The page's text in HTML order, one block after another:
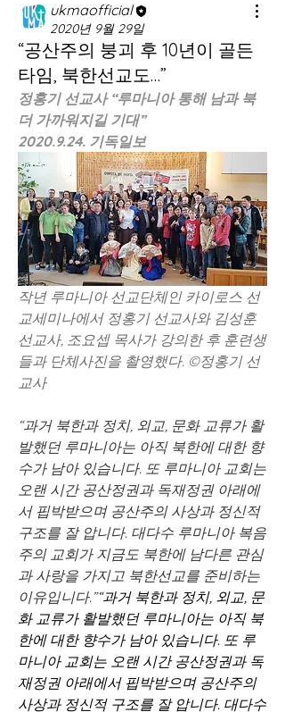
ukmaofficial
2020년 9월 29일
“공산주의 붕괴 후 10년이 골든
타임, 북한선교도…”
정홍기 선교사 “루마니아 통해 남과 북
더 가까워지길 기대”
2020.9.24. 기독일보
작년 루마니아 선교단체인 카이로스 선
교세미나에서 정홍기 선교사와 김성훈
선교사, 조요셉 목사가 강의한 후 훈련생
들과 단체사진을 촬영했다. ©정홍기 선
교사
“과거 북한과 정치, 외교, 문화 교류가 활
발했던 루마니아는 아직 북한에 대한 향
수가 남아 있습니다. 또 루마니아 교회는
오랜 시간 공산정권과 독재정권 아래에
서 핍박받으며 공산주의 사상과 정신적
구조를 잘 압니다. 대다수 루마니아 복음
주의 교회가 지금도 북한에 남다른 관심
과 사랑을 가지고 북한선교를 준비하는
이유입니다.”“과거 북한과 정치, 외교, 문
화 교류가 활발했던 루마니아는 아직 북
한에 대한 향수가 남아 있습니다. 또 루
마니아 교회는 오랜 시간 공산정권과 독
재정권 아래에서 핍박받으며 공산주의
사상과 정신적 구조를 잘 압니다. 대다수